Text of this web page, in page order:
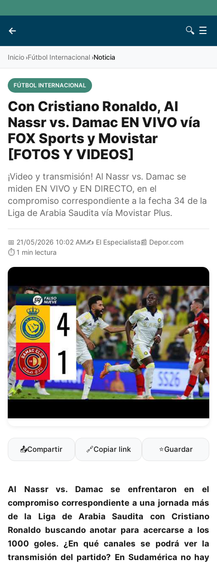
←
Vives 🔍 ☰
Inicio ›Fútbol Internacional ›Noticia
FÚTBOL INTERNACIONAL
Con Cristiano Ronaldo, Al
Nassr vs. Damac EN VIVO vía
FOX Sports y Movistar
[FOTOS Y VIDEOS]
¡Video y transmisión! Al Nassr vs. Damac se
miden EN VIVO y EN DIRECTO, en el
compromiso correspondiente a la fecha 34 de la
Liga de Arabia Saudita vía Movistar Plus.
📅 21/05/2026 10:02 AM✍️ El Especialista📰 Depor.com
⏱️ 1 min lectura
📤Compartir 🔗Copiar link ⭐Guardar
Al Nassrvs. Damacse enfrentaron en el
compromiso correspondiente a una jornada más
de la Liga de Arabia Saudita con Cristiano
Ronaldo buscando anotar para acercarse a los
1000 goles. ¿En qué canales se podrá ver la
transmisión del partido? En Sudamérica no hay